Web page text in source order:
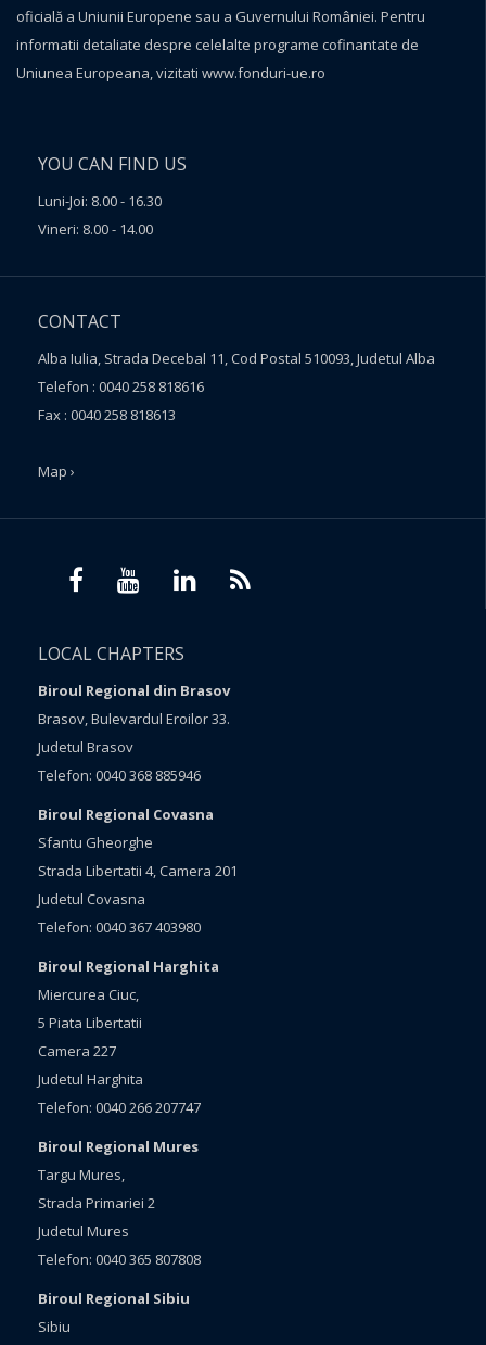
oficială a Uniunii Europene sau a Guvernului României. Pentru
informatii detaliate despre celelalte programe cofinantate de
Uniunea Europeana, vizitati www.fonduri-ue.ro
YOU CAN FIND US
Luni-Joi: 8.00 - 16.30
Vineri: 8.00 - 14.00
CONTACT
Alba Iulia, Strada Decebal 11, Cod Postal 510093, Judetul Alba
Telefon : 0040 258 818616
Fax : 0040 258 818613
Map ›
LOCAL CHAPTERS
Biroul Regional din Brasov
Brasov, Bulevardul Eroilor 33.
Judetul Brasov
Telefon: 0040 368 885946
Biroul Regional Covasna
Sfantu Gheorghe
Strada Libertatii 4, Camera 201
Judetul Covasna
Telefon: 0040 367 403980
Biroul Regional Harghita
Miercurea Ciuc,
5 Piata Libertatii
Camera 227
Judetul Harghita
Telefon: 0040 266 207747
Biroul Regional Mures
Targu Mures,
Strada Primariei 2
Judetul Mures
Telefon: 0040 365 807808
Biroul Regional Sibiu
Sibiu